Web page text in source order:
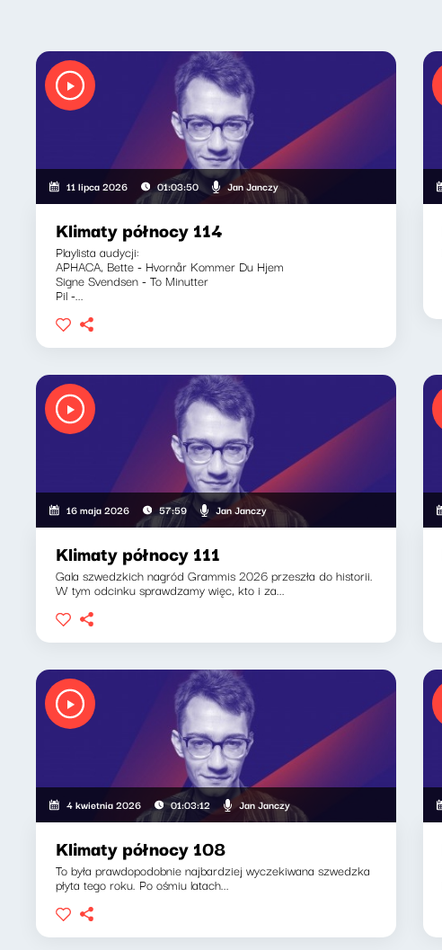
11 lipca 2026 01:03:50 Jan Janczy
Klimaty północy 114
Playlista audycji:
APHACA, Bette - Hvornår Kommer Du Hjem
Signe Svendsen - To Minutter
Pil -...
16 maja 2026 57:59 Jan Janczy
Klimaty północy 111
Gala szwedzkich nagród Grammis 2026 przeszła do historii.
W tym odcinku sprawdzamy więc, kto i za...
4 kwietnia 2026 01:03:12 Jan Janczy
Klimaty północy 108
To była prawdopodobnie najbardziej wyczekiwana szwedzka
płyta tego roku. Po ośmiu latach...